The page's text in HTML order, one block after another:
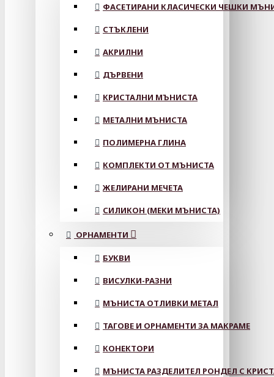
ФАСЕТИРАНИ КЛАСИЧЕСКИ ЧЕШКИ
СТЪКЛЕНИ
АКРИЛНИ
ДЪРВЕНИ
КРИСТАЛНИ МЪНИСТА
МЕТАЛНИ МЪНИСТА
ПОЛИМЕРНА ГЛИНА
КОМПЛЕКТИ ОТ МЪНИСТА
ЖЕЛИРАНИ МЕЧЕТА
СИЛИКОН (МЕКИ МЪНИСТА)
ОРНАМЕНТИ
БУКВИ
ВИСУЛКИ-РАЗНИ
МЪНИСТА ОТЛИВКИ МЕТАЛ
ТАГОВЕ И ОРНАМЕНТИ ЗА МАКРАМЕ
КОНЕКТОРИ
МЪНИСТА РАЗДЕЛИТЕЛ РОНДЕЛ С